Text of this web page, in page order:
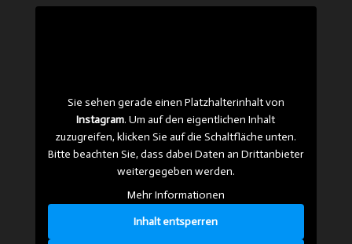
Sie sehen gerade einen Platzhalterinhalt von
Instagram. Um auf den eigentlichen Inhalt
zuzugreifen, klicken Sie auf die Schaltfläche unten.
Bitte beachten Sie, dass dabei Daten an Drittanbieter
weitergegeben werden.
Mehr Informationen
Inhalt entsperren